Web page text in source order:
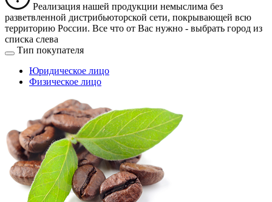
Реализация нашей продукции немыслима без
разветвленной дистрибьюторской сети, покрывающей всю
территорию России. Все что от Вас нужно - выбрать город из
списка слева
Тип покупателя
Юридическое лицо
Физическое лицо